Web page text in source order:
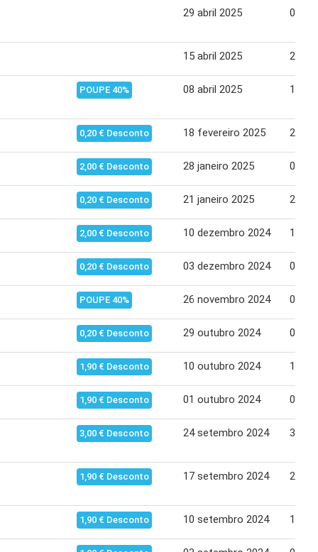
29 abril 2025 05
15 abril 2025 21
POUPE 40% 08 abril 2025 14
0,20 € Desconto 18 fevereiro 2025 24
2,00 € Desconto 28 janeiro 2025 03
0,20 € Desconto 21 janeiro 2025 27
2,00 € Desconto 10 dezembro 2024 16
0,20 € Desconto 03 dezembro 2024 09
POUPE 40% 26 novembro 2024 02
0,20 € Desconto 29 outubro 2024 04
1,90 € Desconto 10 outubro 2024 16
1,90 € Desconto 01 outubro 2024 07
3,00 € Desconto 24 setembro 2024 30
1,90 € Desconto 17 setembro 2024 23
1,90 € Desconto 10 setembro 2024 16